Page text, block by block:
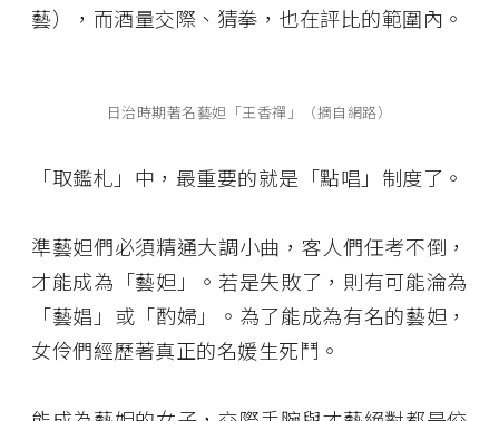
藝），而酒量交際、猜拳，也在評比的範圍內。
日治時期著名藝妲「王香禪」（摘自網路）
「取鑑札」中，最重要的就是「點唱」制度了。
準藝妲們必須精通大調小曲，客人們任考不倒，
才能成為「藝妲」。若是失敗了，則有可能淪為
「藝娼」或「酌婦」。為了能成為有名的藝妲，
女伶們經歷著真正的名媛生死鬥。